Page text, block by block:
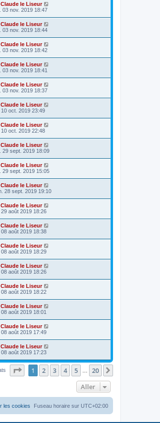
Claude le Liseur
03 nov. 2019 18:47
Claude le Liseur
03 nov. 2019 18:44
Claude le Liseur
03 nov. 2019 18:42
Claude le Liseur
03 nov. 2019 18:41
Claude le Liseur
03 nov. 2019 18:37
Claude le Liseur
10 oct. 2019 23:49
Claude le Liseur
10 oct. 2019 22:48
Claude le Liseur
29 sept. 2019 18:09
Claude le Liseur
29 sept. 2019 15:05
Claude le Liseur
28 sept. 2019 19:10
Claude le Liseur
29 août 2019 18:26
Claude le Liseur
08 août 2019 18:38
Claude le Liseur
08 août 2019 18:29
Claude le Liseur
08 août 2019 18:26
Claude le Liseur
08 août 2019 18:22
Claude le Liseur
08 août 2019 18:01
Claude le Liseur
08 août 2019 17:49
Claude le Liseur
08 août 2019 17:23
Page sur20
1 2 3 4 5 20
Aller
Fuseau horaire sur UTC+02:00
les cookies